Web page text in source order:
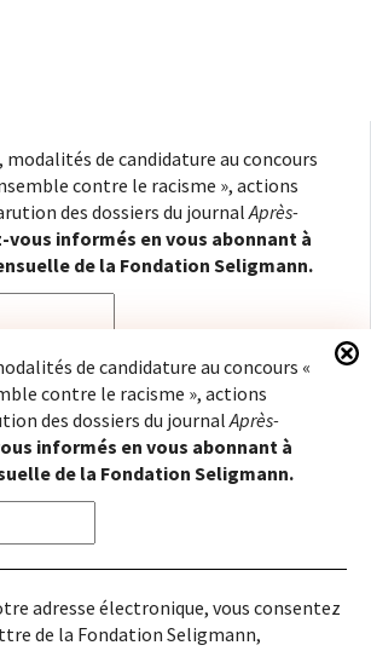
de candidature au concours
contre le racisme », actions
des dossiers du journalAprès-
vous informés en vous abonnant à
de la Fondation Seligmann.
adresse électronique, vous
l'infolettre de la Fondation
à notrepolitique de
Il vous sera possible de vous
moment.
Seligmann|Mentions légales|Crédits
de candidature au concours «
contre le racisme », actions
des dossiers du journalAprès-
informés en vous abonnant à
de la Fondation Seligmann.
adresse électronique, vous consentez
de la Fondation Seligmann,